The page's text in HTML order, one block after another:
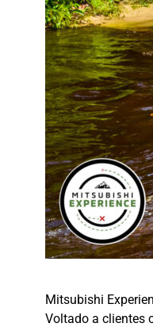
Mitsubishi
Voltado a clientes